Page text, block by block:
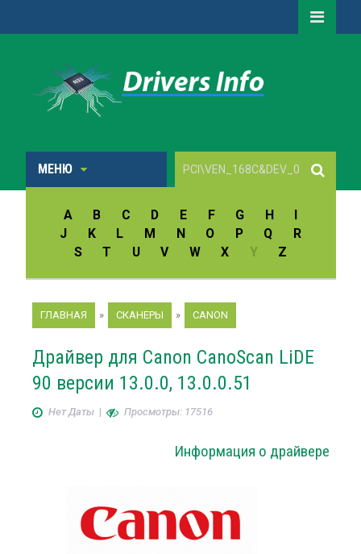
МЕНЮ
A B C D E F G H
I
J
K L M N O P Q
R
S
T U V W X Y Z
ГЛАВНАЯ » СКАНЕРЫ » CANON
Драйвер для Canon CanoScan LiDE
90 версии 13.0.0, 13.0.0.51
Нет Даты| Просмотры: 17516
Информация о драйвере